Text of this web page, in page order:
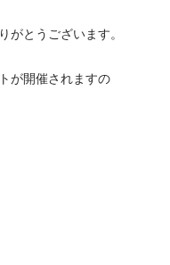
がとうございます。
が開催されますの